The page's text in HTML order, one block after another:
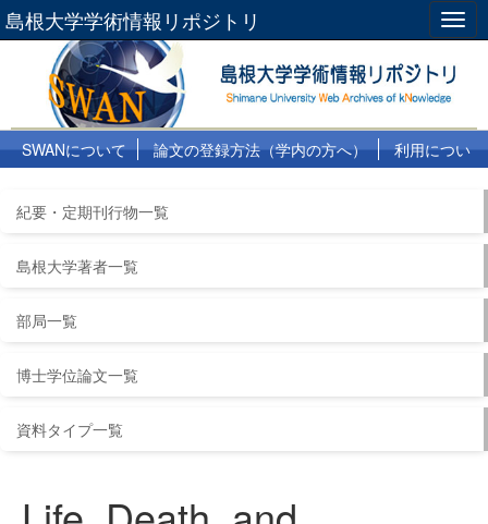
島根大学学術情報リポジトリ
SWANについて 論文の登録方法（学内の方へ）
利用につい
紀要・定期刊行物一覧
島根大学著者一覧
部局一覧
博士学位論文一覧
資料タイプ一覧